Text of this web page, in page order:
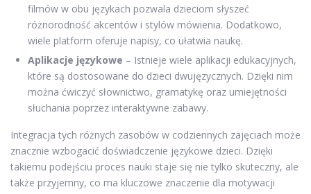
filmów w obu językach pozwala dzieciom słyszeć
różnorodność akcentów i stylów mówienia. Dodatkowo,
wiele platform oferuje napisy, co ułatwia naukę.
Aplikacje językowe – Istnieje wiele aplikacji edukacyjnych,
które są dostosowane do dzieci dwujęzycznych. Dzięki nim
można ćwiczyć słownictwo, gramatykę oraz umiejętności
słuchania poprzez interaktywne zabawy.
Integracja tych różnych zasobów w codziennych zajęciach może
znacznie wzbogacić doświadczenie językowe dzieci. Dzięki
takiemu podejściu proces nauki staje się nie tylko skuteczny, ale
także przyjemny, co ma kluczowe znaczenie dla motywacji